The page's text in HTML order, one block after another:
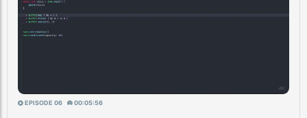
EPISODE 06 00:05:56